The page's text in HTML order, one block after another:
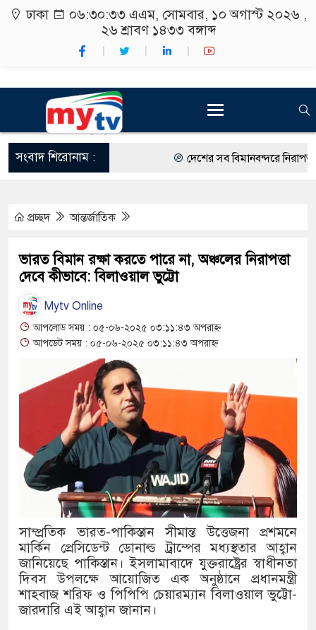
ঢাকা ০৬:৩০:৩৪ এএম, সোমবার, ১০ অগাস্ট ২০২৬ ,
২৬ শ্রাবণ ১৪৩৩ বঙ্গাব্দ
সংবাদ শিরোনাম : দেশের সব বিমানবন্দরে নিরাপত্তা
বিভিন্ন বিশ্ববিদ্যালয়ের
থাকায় বিক্রিতে নিষেধাজ্ঞা
অত্যাচারের ছবি যেন আর তুলতে
‘গুলশানের চামেলি’তে ভিন্ন
যৌনকর্মীর দালাল চরিত্রে
সারজিস-পাটোয়ারীসহ ১০ জনের
গুলশান থেকে সাবেক মন্ত্রী লতিফ
‘স্কুটি নাকি গোল্ড?’
এর ফ্রিডম ব্র্যান্ড, বাড়ল ক্যাম্পেইনের
প্রচ্ছদ আন্তর্জাতিক
ভারত বিমান রক্ষা করতে পারে না, অঞ্চলের নিরাপত্তা
দেবে কীভাবে: বিলাওয়াল ভুট্টো
Mytv Online
আপলোড সময় : ০৫-০৬-২০২৫ ০৩:১১:৪৩ অপরাহ্ন
আপডেট সময় : ০৫-০৬-২০২৫ ০৩:১১:৪৩ অপরাহ্ন
সাম্প্রতিক ভারত-পাকিস্তান সীমান্ত উত্তেজনা প্রশমনে
মার্কিন প্রেসিডেন্ট ডোনাল্ড ট্রাম্পের মধ্যস্থতার আহ্বান
জানিয়েছে পাকিস্তান। ইসলামাবাদে যুক্তরাষ্ট্রের স্বাধীনতা
দিবস উপলক্ষে আয়োজিত এক অনুষ্ঠানে প্রধানমন্ত্রী
শাহবাজ শরিফ ও পিপিপি চেয়ারম্যান বিলাওয়াল ভুট্টো-
জারদারি এই আহ্বান জানান।